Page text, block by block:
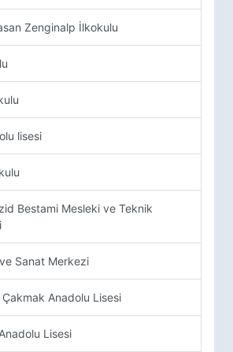
Zenginalp İlkokulu
lisesi
Bestami Mesleki ve Teknik
ve Sanat Merkezi
Çakmak Anadolu Lisesi
Lisesi